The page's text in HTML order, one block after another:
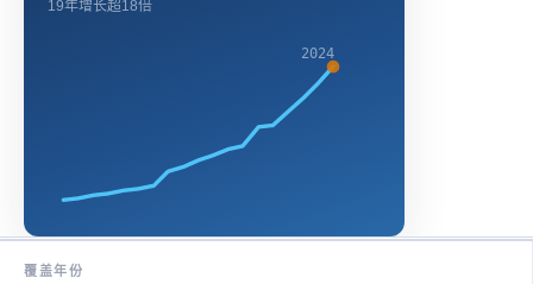
19年增长超18倍
2024
覆盖年份